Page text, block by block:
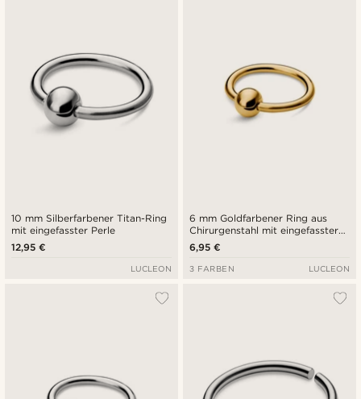
10 mm Silberfarbener Titan-Ring
mit eingefasster Perle
12,95 €
LUCLEON
6 mm Goldfarbener Ring aus
Chirurgenstahl mit eingefasster
Perle
6,95 €
3 FARBEN LUCLEON